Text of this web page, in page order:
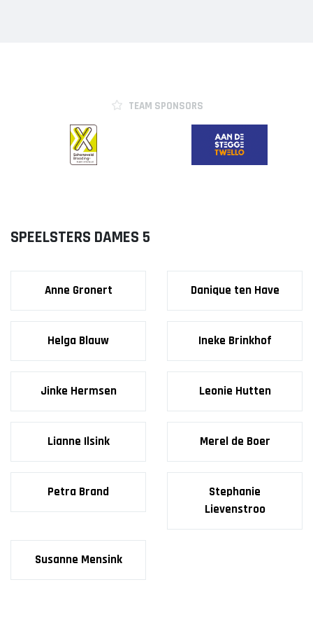
Volleystars Level 3
TEAM SPONSORS
SPEELSTERS DAMES 5
Anne Gronert Danique ten Have
Helga Blauw Ineke Brinkhof
Jinke Hermsen Leonie Hutten
Lianne Ilsink Merel de Boer
Petra Brand
Stephanie
Lievenstroo
Susanne Mensink